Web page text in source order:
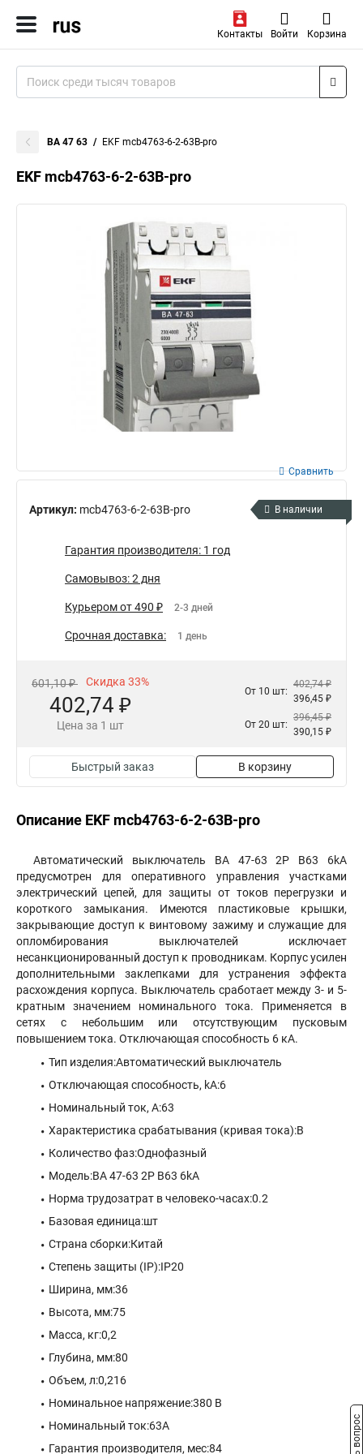
Контакты Войти Корзина
ВА 47 63 EKF mcb4763-6-2-63B-pro
EKF mcb4763-6-2-63B-pro
Артикул: mcb4763-6-2-63B-pro
Сравнить
В наличии
Гарантия производителя: 1 год
Самовывоз: 2 дня
Курьером от 490 ₽ 2-3 дней
Срочная доставка: 1 день
601,10 ₽ Скидка 33%
402,74 ₽
Цена за 1 шт
От 10 шт:
402,74 ₽
396,45 ₽
От 20 шт:
396,45 ₽
390,15 ₽
Быстрый заказ В корзину
Описание EKF mcb4763-6-2-63B-pro
Автоматический выключатель ВА 47-63 2P B63 6kA
предусмотрен для оперативного управления участками
электрический цепей, для защиты от токов перегрузки и
короткого замыкания. Имеются пластиковые крышки,
закрывающие доступ к винтовому зажиму и служащие для
опломбирования выключателей исключает
несанкционированный доступ к проводникам. Корпус усилен
дополнительными заклепками для устранения эффекта
расхождения корпуса. Выключатель сработает между 3- и 5-
кратным значением номинального тока. Применяется в
сетях с небольшим или отсутствующим пусковым
повышением тока. Отключающая способность 6 кА.
Тип изделия:Автоматический выключатель
Отключающая способность, kA:6
Номинальный ток, А:63
Характеристика срабатывания (кривая тока):B
Количество фаз:Однофазный
Модель:ВА 47-63 2P B63 6kA
Норма трудозатрат в человеко-часах:0.2
Базовая единица:шт
Страна сборки:Китай
Степень защиты (IP):IP20
Ширина, мм:36
Высота, мм:75
Масса, кг:0,2
Глубина, мм:80
Объем, л:0,216
Номинальное напряжение:380 В
Номинальный ток:63A
Гарантия производителя, мес:84